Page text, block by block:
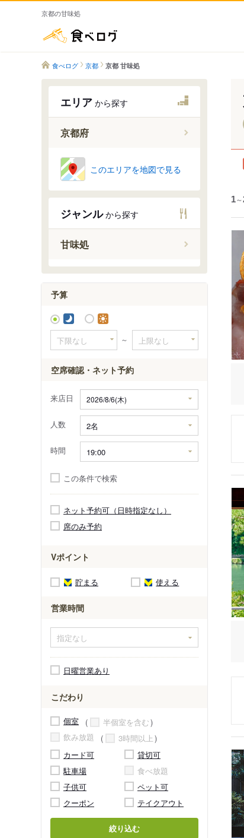
京都の甘味処
食べログ 京都 京都 甘味処
エリア から探す
京都府
亀
天
このエリアを地図で見る
ジャンルから探す
甘味処
予算
～
空席確認・ネット予約
来店日
人数
時間
この条件で検索
ネット予約可（日時指定なし）
席のみ予約
Vポイント
貯まる 使える
営業時間
日曜営業あり
こだわり
個室
半個室を含む
飲み放題
3時間以上
カード可
貸切可
駐車場
食べ放題
子供可
ペット可
クーポン
テイクアウト
絞り込む
1～